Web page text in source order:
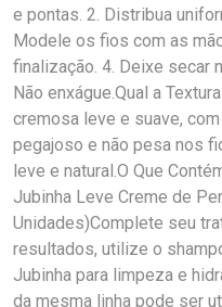
e pontas. 2. Distribua
Modele os fios com as
finalização. 4. Deixe secar
Não enxágue.Qual a
cremosa leve e suave,
pegajoso e não pesa nos
leve e natural.O Que
Jubinha Leve Creme de
Unidades)Complete seu
resultados, utilize o
Jubinha para limpeza e
da mesma linha pode ser